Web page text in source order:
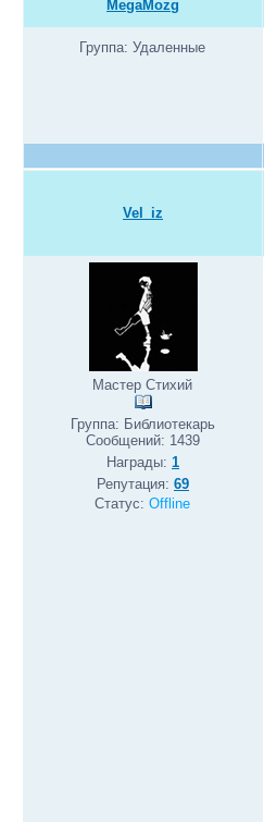
MegaMozg
Группа: Удаленные
Vel_iz
Мастер Стихий
Группа: Библиотекарь
Сообщений: 1439
Награды: 1
Репутация: 69
Статус:Offline